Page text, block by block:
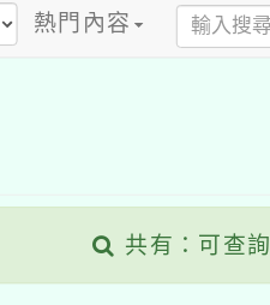
熱門內容
共有：可查